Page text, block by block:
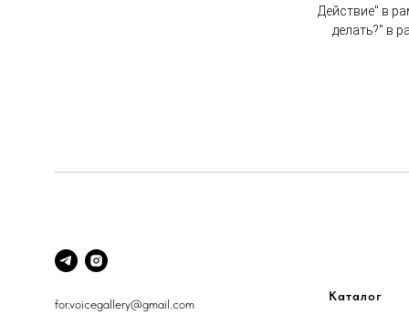
Действие" в
делать?" в
for.voicegallery@gmail.com
Каталог